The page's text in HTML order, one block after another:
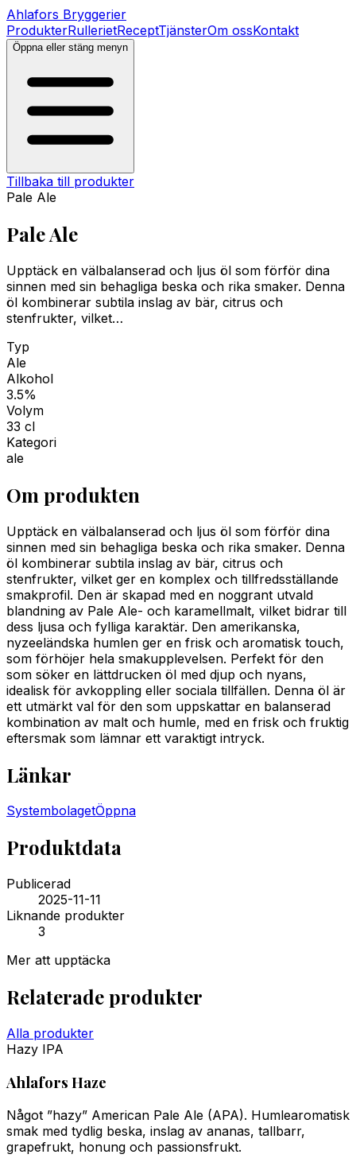
Ahlafors Bryggerier
ProdukterRullerietReceptTjänsterOm ossKontakt
Öppna eller stäng menyn
Tillbaka till produkter
Pale Ale
Pale Ale
Upptäck en välbalanserad och ljus öl som förför dina
sinnen med sin behagliga beska och rika smaker. Denna
öl kombinerar subtila inslag av bär, citrus och
stenfrukter, vilket…
Typ
Ale
Alkohol
3.5%
Volym
33 cl
Kategori
ale
Om produkten
Upptäck en välbalanserad och ljus öl som förför dina
sinnen med sin behagliga beska och rika smaker. Denna
öl kombinerar subtila inslag av bär, citrus och
stenfrukter, vilket ger en komplex och tillfredsställande
smakprofil. Den är skapad med en noggrant utvald
blandning av Pale Ale- och karamellmalt, vilket bidrar till
dess ljusa och fylliga karaktär. Den amerikanska,
nyzeeländska humlen ger en frisk och aromatisk touch,
som förhöjer hela smakupplevelsen. Perfekt för den
som söker en lättdrucken öl med djup och nyans,
idealisk för avkoppling eller sociala tillfällen. Denna öl är
ett utmärkt val för den som uppskattar en balanserad
kombination av malt och humle, med en frisk och fruktig
eftersmak som lämnar ett varaktigt intryck.
Länkar
SystembolagetÖppna
Produktdata
Publicerad
2025-11-11
Liknande produkter
3
Mer att upptäcka
Relaterade produkter
Alla produkter
Hazy IPA
Ahlafors Haze
Något ”hazy” American Pale Ale (APA). Humlearomatisk
smak med tydlig beska, inslag av ananas, tallbarr,
grapefrukt, honung och passionsfrukt.